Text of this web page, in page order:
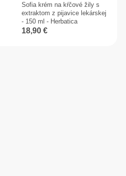
Sofia krém na kŕčové žily s
extraktom z pijavice lekárskej
- 150 ml - Herbatica
18,90 €